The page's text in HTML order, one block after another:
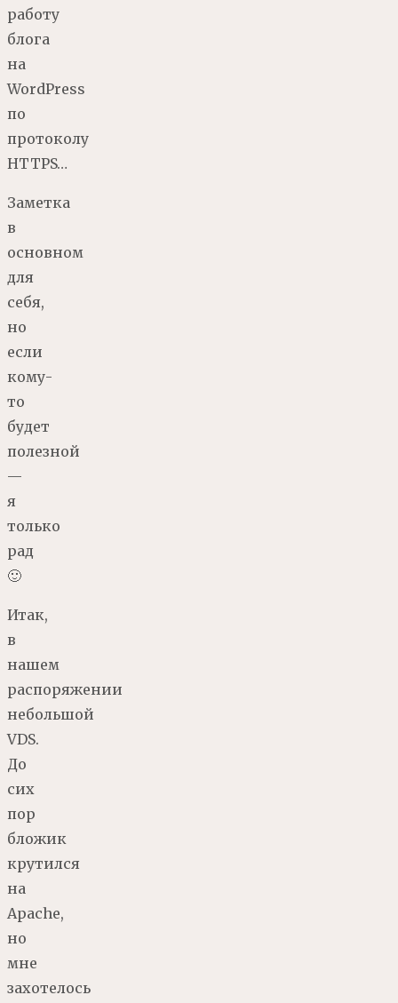
работу
блога
на
WordPress
по
протоколу
HTTPS…
Заметка
в
основном
для
себя,
но
если
кому-
то
будет
полезной
—
я
только
рад
🙂
Итак,
в
нашем
распоряжении
небольшой
VDS.
До
сих
пор
бложик
крутился
на
Apache,
но
мне
захотелось